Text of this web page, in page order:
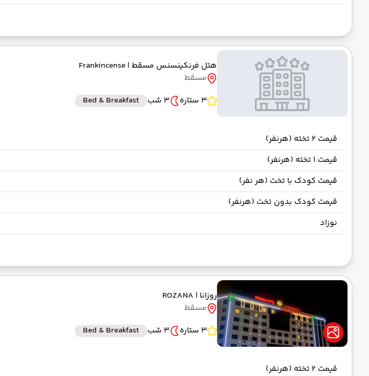
هتل فرنکینسنس مسقط | Frankincense
مسقط
3 ستاره
3 شب Bed & Breakfast
قیمت 2 تخته (هرنفر)
قیمت 1 تخته (هرنفر)
قیمت کودک با تخت (هر نفر)
قیمت کودک بدون تخت (هرنفر)
نوزاد
روزانا | ROZANA
مسقط
3 ستاره
3 شب Bed & Breakfast
قیمت 2 تخته (هرنفر)